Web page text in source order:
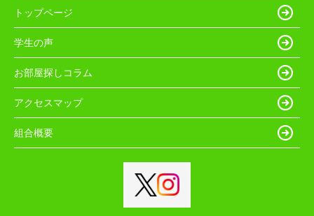
トップページ
学生の声
お部屋探しコラム
アクセスマップ
組合概要